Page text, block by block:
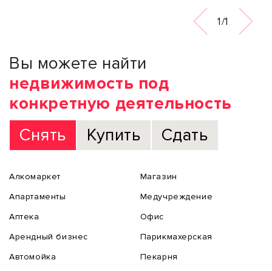
1/1
Вы можете найти
недвижимость под
конкретную деятельность
Снять
Купить Сдать
Алкомаркет
Апартаменты
Аптека
Арендный бизнес
Автомойка
Магазин
Медучреждение
Офис
Парикмахерская
Пекарня